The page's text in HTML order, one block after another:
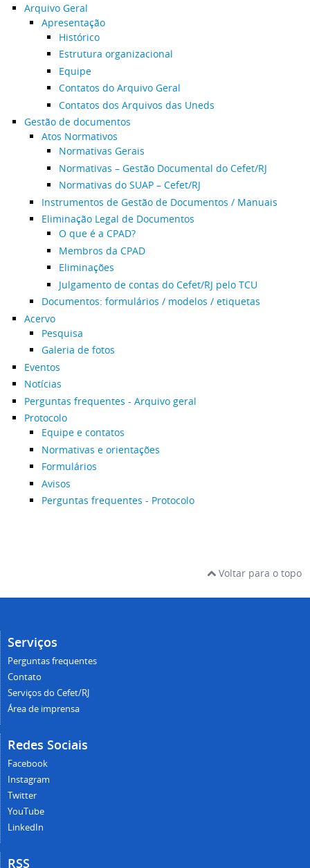
Arquivo Geral
Apresentação
Histórico
Estrutura organizacional
Equipe
Contatos do Arquivo Geral
Contatos dos Arquivos das Uneds
Gestão de documentos
Atos Normativos
Normativas Gerais
Normativas – Gestão Documental do Cefet/RJ
Normativas do SUAP – Cefet/RJ
Instrumentos de Gestão de Documentos / Manuais
Eliminação Legal de Documentos
O que é a CPAD?
Membros da CPAD
Eliminações
Julgamento de contas do Cefet/RJ pelo TCU
Documentos: formulários / modelos / etiquetas
Acervo
Pesquisa
Galeria de fotos
Eventos
Notícias
Perguntas frequentes - Arquivo geral
Protocolo
Equipe e contatos
Normativas e orientações
Formulários
Avisos
Perguntas frequentes - Protocolo
Voltar para o topo
Serviços
Perguntas frequentes
Contato
Serviços do Cefet/RJ
Área de imprensa
Redes Sociais
Facebook
Instagram
Twitter
YouTube
LinkedIn
RSS